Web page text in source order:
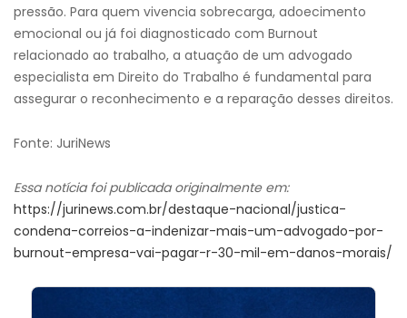
pressão. Para quem vivencia sobrecarga, adoecimento
emocional ou já foi diagnosticado com Burnout
relacionado ao trabalho, a atuação de um advogado
especialista em Direito do Trabalho é fundamental para
assegurar o reconhecimento e a reparação desses direitos.
Fonte: JuriNews
Essa notícia foi publicada originalmente em:
https://jurinews.com.br/destaque-nacional/justica-
condena-correios-a-indenizar-mais-um-advogado-por-
burnout-empresa-vai-pagar-r-30-mil-em-danos-morais/